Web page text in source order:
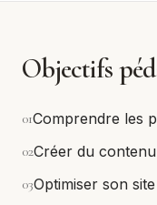
Objectifs
01Comprendre les
02Créer du
03Optimiser son